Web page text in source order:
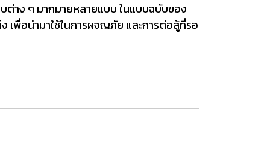
ต่าง ๆ มากมายหลายแบบ ในแบบฉบับของ
เพื่อนำมาใช้ในการผจญภัย และการต่อสู้ที่รอ